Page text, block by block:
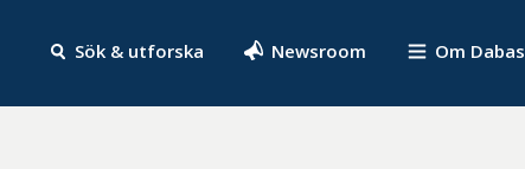
Sök & utforska Newsroom Om Dabas